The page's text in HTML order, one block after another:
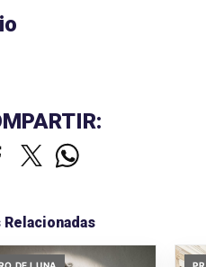
Relacionadas